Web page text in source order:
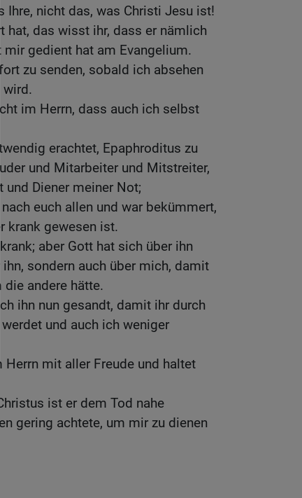
Ihre, nicht das, was Christi Jesu ist!
hat, das wisst ihr, dass er nämlich
gedient hat am Evangelium.
zu senden, sobald ich absehen
wird.
im Herrn, dass auch ich selbst
erachtet, Epaphroditus zu
und Mitarbeiter und Mitstreiter,
und Diener meiner Not;
euch allen und war bekümmert,
krank gewesen ist.
aber Gott hat sich über ihn
sondern auch über mich, damit
andere hätte.
ihn nun gesandt, damit ihr durch
und auch ich weniger
Herrn mit aller Freude und haltet
ist er dem Tod nahe
gering achtete, um mir zu dienen